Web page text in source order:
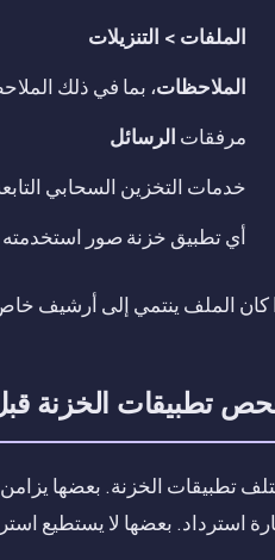
الملفات > التنزيلات
الملاحظات، بما في ذلك
مرفقات الرسائل
خدمات التخزين السحابي
أي تطبيق خزنة صور استخدمته
كان الملف ينتمي إلى أرشيف خاص
تطبيقات الخزنة
تطبيقات الخزنة. بعضها
استرداد. بعضها لا يستطيع